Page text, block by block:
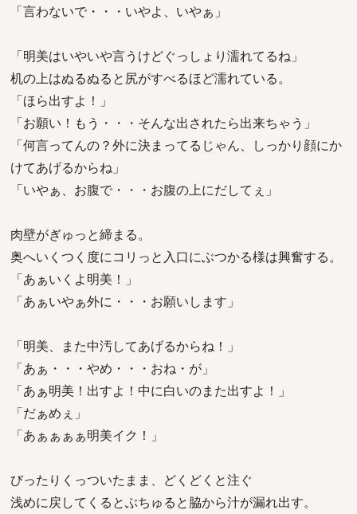
「言わないで・・・いやよ、いやぁ」
「明美はいやいや言うけどぐっしょり濡れてるね」
机の上はぬるぬると尻がすべるほど濡れている。
「ほら出すよ！」
「お願い！もう・・・そんな出されたら出来ちゃう」
「何言ってんの？外に決まってるじゃん、しっかり顔にか
けてあげるからね」
「いやぁ、お腹で・・・お腹の上にだしてぇ」
肉壁がぎゅっと締まる。
奥へいくつく度にコリっと入口にぶつかる様は興奮する。
「あぁいくよ明美！」
「あぁいやぁ外に・・・お願いします」
「明美、また中汚してあげるからね！」
「あぁ・・・やめ・・・おね・が」
「あぁ明美！出すよ！中に白いのまた出すよ！」
「だぁめぇ」
「あぁぁぁぁ明美イク！」
びったりくっついたまま、どくどくと注ぐ
浅めに戻してくるとぶちゅると脇から汁が漏れ出す。